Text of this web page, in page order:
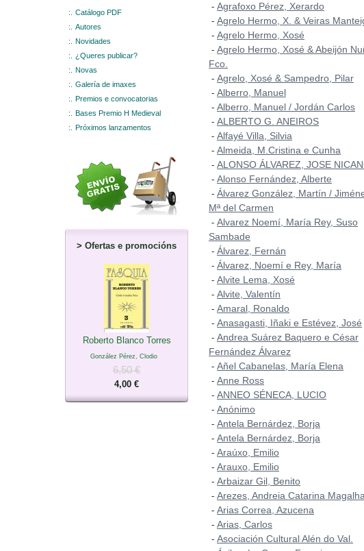
:.
Catálogo PDF
:.
Autores
:.
Novidades
:.
¿Queres publicar?
:.
Novas
:.
Galería de imaxes
:.
Premios e convocatorias
:.
Bases Premio H Medieval
:.
Próximos lanzamentos
> Ofertas e promocións
Roberto Blanco Torres
González Pérez, Clodio
6,50 €
4,00 €
- Agrafoxo Pérez, Xerardo
- Agrelo Hermo, X. & Veiras
- Agrelo Hermo, Xosé
- Agrelo Hermo, Xosé & Abeijón
Fco.
- Agrelo, Xosé & Sampedro, Pilar
- Alberro, Manuel
- Alberro, Manuel / Jordán Carlos
- ALBERTO G. ANEIROS
- Alfayé Villa, Silvia
- Almeida, M.Cristina e Cunha
- ALONSO ÁLVAREZ, JOSE
- Alonso Fernández, Alberte
- Álvarez González, Martín /
Mª del Carmen
- Alvarez Noemí, María Rey, Suso
Sambade
- Álvarez, Fernán
- Álvarez, Noemí e Rey, María
- Alvite Lema, Xosé
- Alvite, Valentín
- Amaral, Ronaldo
- Anasagasti, Iñaki e Estévez, José
- Andrea Suárez Baquero e César
Fernández Álvarez
- Añel Cabanelas, María Elena
- Anne Ross
- ANNEO SÉNECA, LUCIO
- Anónimo
- Antela Bernárdez, Borja
- Antela Bernárdez, Borja
- Araúxo, Emilio
- Arauxo, Emilio
- Arbaizar Gil, Benito
- Arezes, Andreia Catarina
- Arias Correa, Azucena
- Arias, Carlos
- Asociación Cultural Alén do Val.